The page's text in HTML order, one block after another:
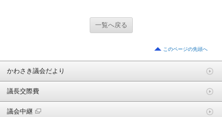
一覧へ戻る
このページの先頭へ
かわさき議会だより
議長交際費
議会中継